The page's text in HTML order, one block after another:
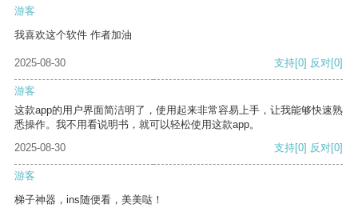
游客
我喜欢这个软件 作者加油
2025-08-30 支持[0] 反对[0]
游客
这款app的用户界面简洁明了，使用起来非常容易上手，让我能够快速熟
悉操作。我不用看说明书，就可以轻松使用这款app。
2025-08-30
支持[0] 反对[0]
游客
梯子神器，ins随便看，美美哒！